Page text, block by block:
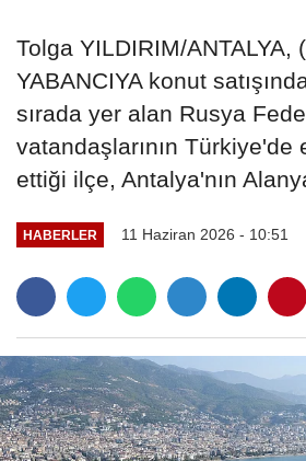
Tolga YILDIRIM/ANTALYA,
YABANCIYA konut
sırada yer alan Rusya
vatandaşlarının Türkiye'de
ettiği ilçe, Antalya'nın
HABERLER 11 Haziran 2026 - 10:51